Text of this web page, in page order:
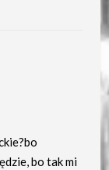
bo tak mi